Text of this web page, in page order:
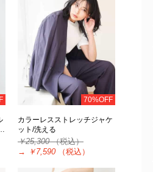
70%OFF
カラーレスストレッチジャケ
ット/洗える
￥25,300（税込）
→
￥7,590 （税込）